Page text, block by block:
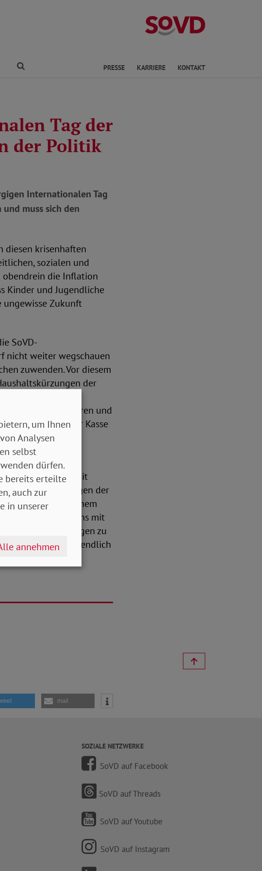
Landesverband
PRESSE KARRIERE KONTAKT
Tag der
der Politik
Internationalen Tag
muss sich den
diesen krisenhaften
sozialen und
obendrein die Inflation
Kinder und Jugendliche
Zukunft
SoVD-
nicht weiter wegschauen
zuwenden. Vor diesem
der
Tat umzusetzen.
unten diskutieren und
zur Kasse
SoVD-Jugend,
jene mit
negativen Folgen der
Statt einem
sehen wir uns mit
Statt mit Kürzungen zu
Menschen endlich
mail
SOZIALE NETZWERKE
SoVD auf Facebook
SoVD auf Threads
SoVD auf Youtube
SoVD auf Instagram
um Ihnen
Analysen
selbst
dürfen.
bereits erteilte
auch zur
in unserer
annehmen